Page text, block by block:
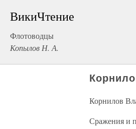
ВикиЧтение
Флотоводцы
Копылов Н. А.
Корнилов
Сражения и